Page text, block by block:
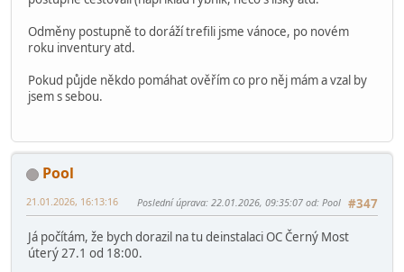
perníky ještě nerozpouštíme zájem je do Brna (buď bude
potvrzeno) nebo doporučuji vzít do Olomouce a rozebrat v
Brno Ladovská řeší peki
Mám představu, že dám kostky/figurky do pytle a podložku
postupně cestovali (například rybník, něco s lišky atd.
Odměny postupně to doráží trefili jsme vánoce, po novém
roku inventury atd.